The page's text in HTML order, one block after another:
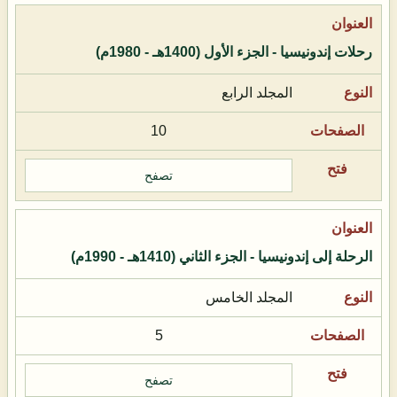
رحلات إندونيسيا - الجزء الأول (1400هـ - 1980م)
المجلد الرابع
10
تصفح
الرحلة إلى إندونيسيا - الجزء الثاني (1410هـ - 1990م)
المجلد الخامس
5
تصفح